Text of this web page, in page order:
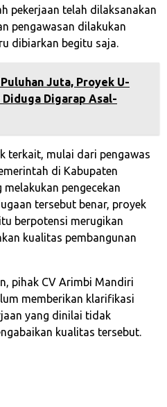
pekerjaan telah dilaksanakan
pengawasan dilakukan
dibiarkan begitu saja.
Juta, Proyek U-
Diduga Digarap Asal-
terkait, mulai dari pengawas
di Kabupaten
pengecekan
tersebut benar, proyek
berpotensi merugikan
kualitas pembangunan
pihak CV Arimbi Mandiri
memberikan klarifikasi
yang dinilai tidak
kualitas tersebut.